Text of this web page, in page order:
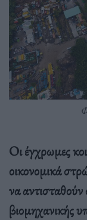
Οι έγχρωμες
οικονομικά
να αντισταθούν
βιομηχανικής